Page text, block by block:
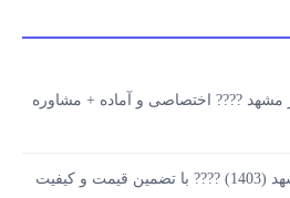
???? اختصاصی و آماده + مشاوره
طراحی سایت شرکتی در مشهد (1403) ???? با تضمین قیمت و کیفیت